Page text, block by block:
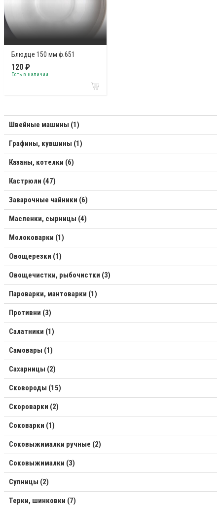
Блюдце 150 мм ф.651
120 ₽
Есть в наличии
Швейные машины (1)
Графины, кувшины (1)
Казаны, котелки (6)
Кастрюли (47)
Заварочные чайники (6)
Масленки, сырницы (4)
Молоковарки (1)
Овощерезки (1)
Овощечистки, рыбочистки (3)
Пароварки, мантоварки (1)
Противни (3)
Салатники (1)
Самовары (1)
Сахарницы (2)
Сковороды (15)
Скороварки (2)
Соковарки (1)
Соковыжималки ручные (2)
Соковыжималки (3)
Супницы (2)
Терки, шинковки (7)